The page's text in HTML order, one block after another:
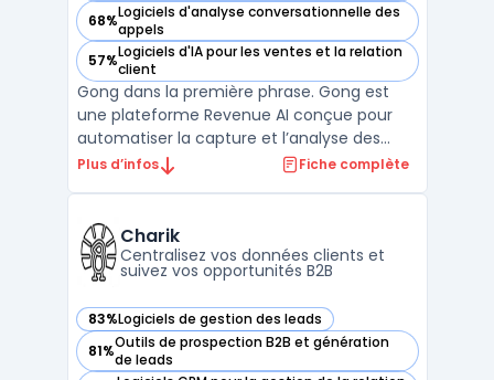
68%Logiciels d'analyse conversationnelle des
appels
— voir Gong dans cette catégorie
57%Logiciels d'IA pour les ventes et la relation
client
— voir Gong dans cette catégorie
Gong dans la première phrase. Gong est
une plateforme Revenue AI conçue pour
automatiser la capture et l’analyse des
interactions clients. Elle centralise en temps
acheteurs, afin de fournir des insights
factuels sur les actions à ...
Plus d’infos Fiche complète
Charik
Centralisez vos données clients et
suivez vos opportunités B2B
83%Logiciels de gestion des leads
— voir Charik dans cette catégorie
81%Outils de prospection B2B et génération
de leads
— voir Charik dans cette catégorie